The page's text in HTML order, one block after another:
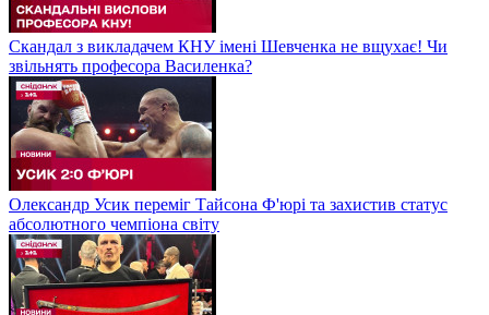
Скандал з викладачем КНУ імені Шевченка не вщухає! Чи
звільнять професора Василенка?
Олександр Усик переміг Тайсона Ф'юрі та захистив статус
абсолютного чемпіона світу